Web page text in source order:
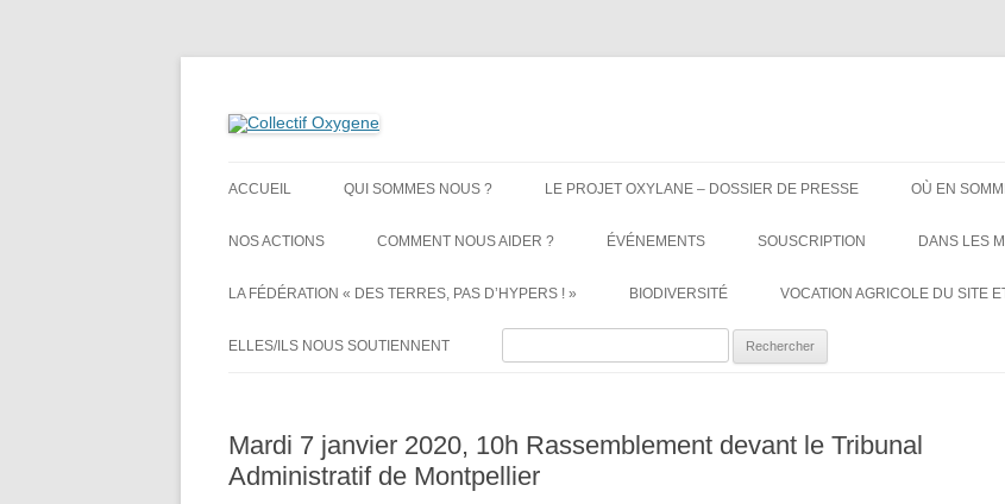
Collectif Oxygene
au
ACCUEIL QUI SOMMES NOUS ? LE PROJET OXYLANE – DOSSIER DE PRESSE OÙ EN
NOS ACTIONS COMMENT NOUS AIDER ? ÉVÉNEMENTS SOUSCRIPTION DANS LES
LA FÉDÉRATION « DES TERRES, PAS D’HYPERS ! » BIODIVERSITÉ VOCATION AGRICOLE DU SITE
ELLES/ILS NOUS SOUTIENNENT
Mardi 7 janvier 2020, 10h Rassemblement devant le Tribunal
Administratif de Montpellier